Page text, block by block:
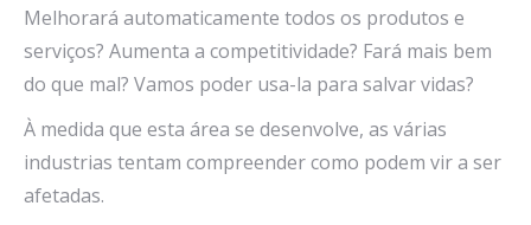
Melhorará automaticamente todos os produtos e
serviços? Aumenta a competitividade? Fará mais bem
do que mal? Vamos poder usa-la para salvar vidas?
À medida que esta área se desenvolve, as várias
industrias tentam compreender como podem vir a ser
afetadas.